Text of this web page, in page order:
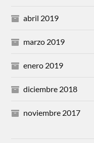
abril 2019
marzo 2019
enero 2019
diciembre 2018
noviembre 2017